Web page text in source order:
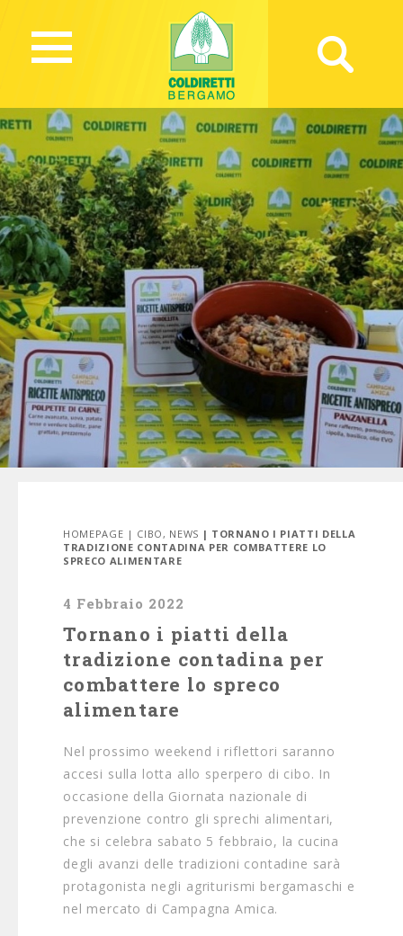
HOMEPAGE | CIBO, NEWS | TORNANO I PIATTI DELLA
TRADIZIONE CONTADINA PER COMBATTERE LO
SPRECO ALIMENTARE
4 Febbraio 2022
Tornano i piatti della
tradizione contadina per
combattere lo spreco
alimentare
Nel prossimo weekend i riflettori saranno
accesi sulla lotta allo sperpero di cibo. In
occasione della Giornata nazionale di
prevenzione contro gli sprechi alimentari,
che si celebra sabato 5 febbraio, la cucina
degli avanzi delle tradizioni contadine sarà
protagonista negli agriturismi bergamaschi e
nel mercato di Campagna Amica.